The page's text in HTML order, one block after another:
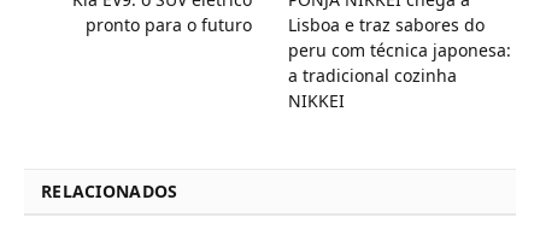
pronto para o futuro
Lisboa e traz sabores do
peru com técnica japonesa:
a tradicional cozinha
NIKKEI
RELACIONADOS